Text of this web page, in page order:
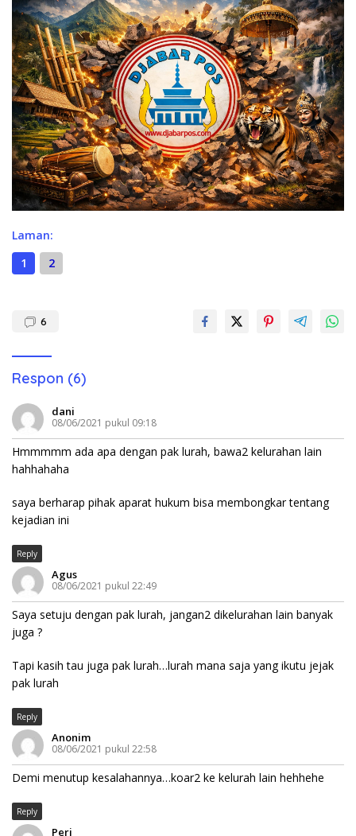
Laman:
1
2
6
Respon (6)
dani
08/06/2021 pukul 09:18
Hmmmmm ada apa dengan pak lurah, bawa2 kelurahan lain
hahhahaha
saya berharap pihak aparat hukum bisa membongkar tentang
kejadian ini
Reply
Agus
08/06/2021 pukul 22:49
Saya setuju dengan pak lurah, jangan2 dikelurahan lain banyak
juga ?
Tapi kasih tau juga pak lurah…lurah mana saja yang ikutu jejak
pak lurah
Reply
Anonim
08/06/2021 pukul 22:58
Demi menutup kesalahannya…koar2 ke kelurah lain hehhehe
Reply
Peri